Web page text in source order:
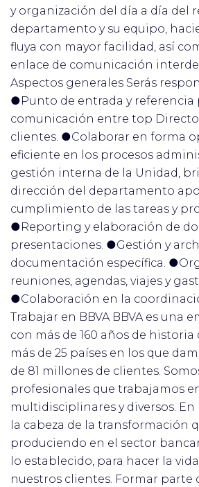
y organización del día a día del
departamento y su equipo,
fluya con mayor facilidad, así
enlace de comunicación
Aspectos generales Serás
●Punto de entrada y referencia
comunicación entre top
clientes. ●Colaborar en forma
eficiente en los procesos
gestión interna de la Unidad,
dirección del departamento
cumplimiento de las tareas y
●Reporting y elaboración de
presentaciones. ●Gestión y
documentación específica.
reuniones, agendas, viajes y
●Colaboración en la
Trabajar en BBVA BBVA es una
con más de 160 años de historia
más de 25 países en los que
de 81 millones de clientes.
profesionales que trabajamos
multidisciplinares y diversos. En
la cabeza de la transformación
produciendo en el sector
lo establecido, para hacer la
nuestros clientes. Formar parte